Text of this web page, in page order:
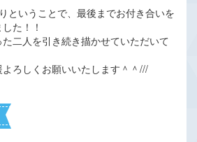
ということで、最後までお付き合いを
た！！
二人を引き続き描かせていただいて
ろしくお願いいたします＾＾///